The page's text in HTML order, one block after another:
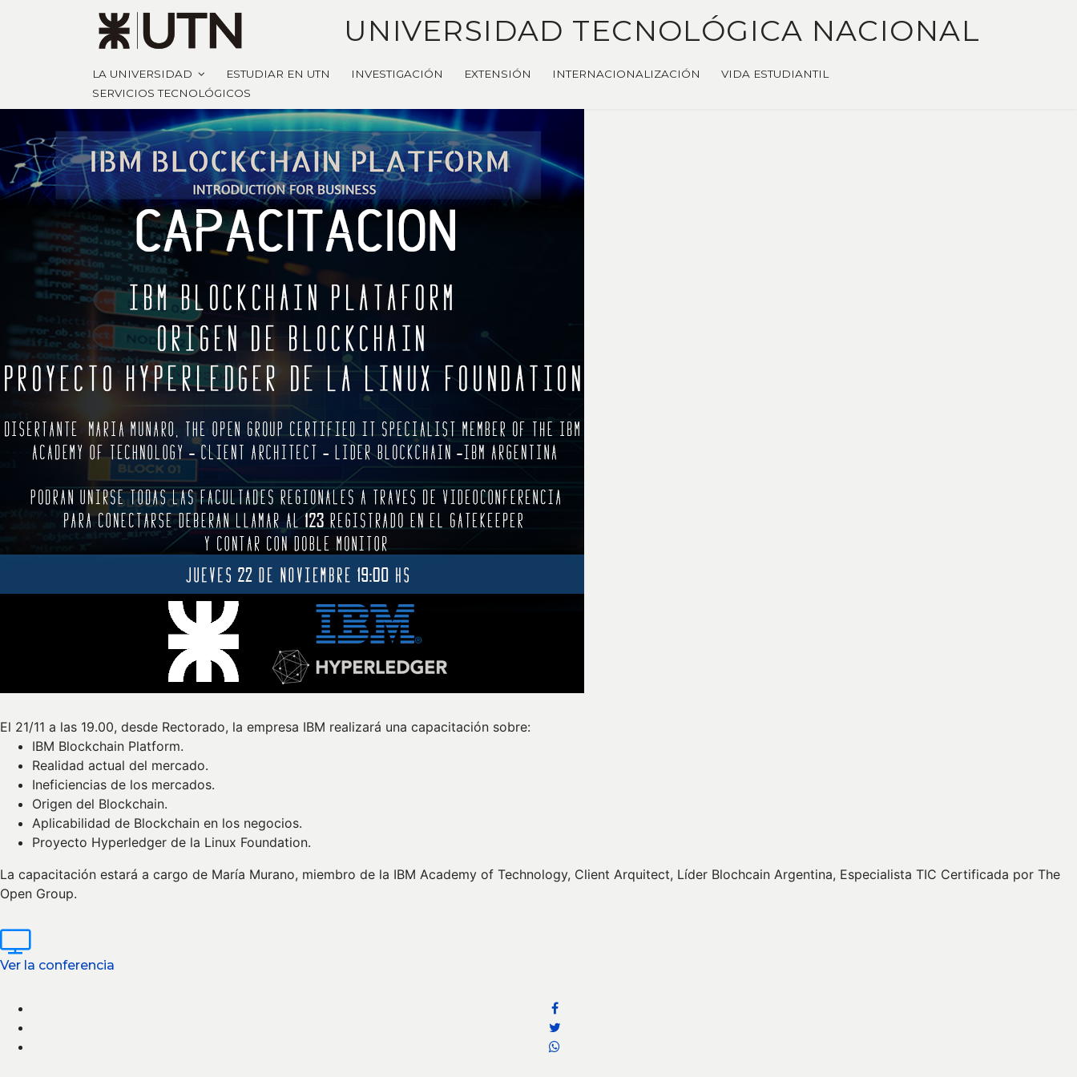
UNIVERSIDAD TECNOLÓGICA NACIONAL
LA UNIVERSIDAD ESTUDIAR EN UTN INVESTIGACIÓN EXTENSIÓN INTERNACIONALIZACIÓN
VIDA ESTUDIANTIL
SERVICIOS TECNOLÓGICOS
El 21/11 a las 19.00, desde Rectorado, la empresa IBM realizará una capacitación sobre:
IBM Blockchain Platform.
Realidad actual del mercado.
Ineficiencias de los mercados.
Origen del Blockchain.
Aplicabilidad de Blockchain en los negocios.
Proyecto Hyperledger de la Linux Foundation.
La capacitación estará a cargo de María Murano, miembro de la IBM Academy of Technology, Client Arquitect, Líder Blochcain Argentina, Especialista TIC Certificada por The
Open Group.
Ver la conferencia